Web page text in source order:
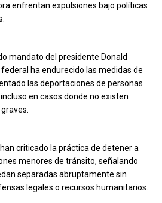
enfrentan expulsiones bajo políticas
mandato del presidente Donald
ha endurecido las medidas de
las deportaciones de personas
en casos donde no existen
criticado la práctica de detener a
menores de tránsito, señalando
separadas abruptamente sin
legales o recursos humanitarios.